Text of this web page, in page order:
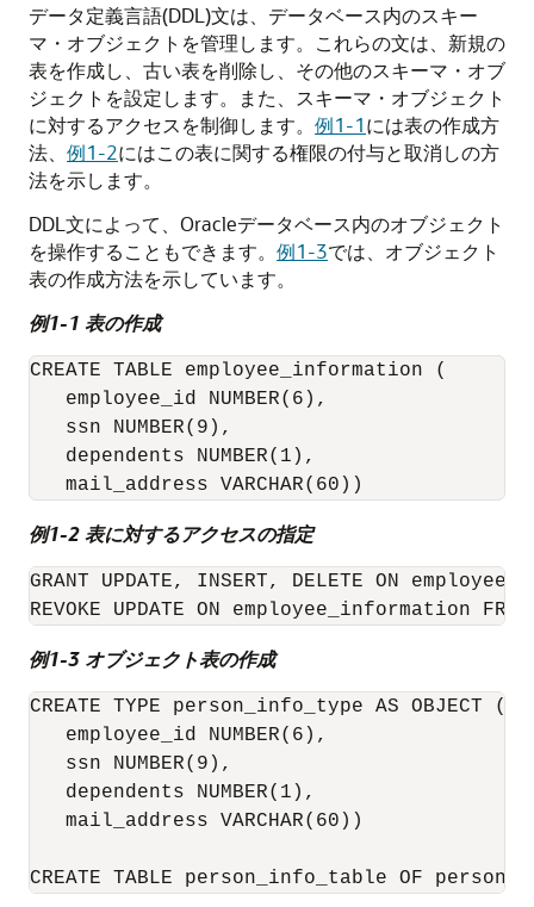
データ定義言語(DDL)文は、データベース内のスキー
マ・オブジェクトを管理します。これらの文は、新規の
表を作成し、古い表を削除し、その他のスキーマ・オブ
ジェクトを設定します。また、スキーマ・オブジェクト
に対するアクセスを制御します。 例1-1には表の作成方
法、 例1-2にはこの表に関する権限の付与と取消しの方
法を示します。
DDL文によって、Oracleデータベース内のオブジェクト
を操作することもできます。 例1-3では、オブジェクト
表の作成方法を示しています。
例1-1 表の作成
CREATE TABLE employee_information (
employee_id NUMBER(6),
ssn NUMBER(9),
dependents NUMBER(1),
mail_address VARCHAR(60))
例1-2 表に対するアクセスの指定
GRANT UPDATE, INSERT, DELETE ON
例1-3 オブジェクト表の作成
CREATE TYPE person_info_type AS OBJECT (
employee_id NUMBER(6),
ssn NUMBER(9),
dependents NUMBER(1),
mail_address VARCHAR(60))
CREATE TABLE person_info_table OF